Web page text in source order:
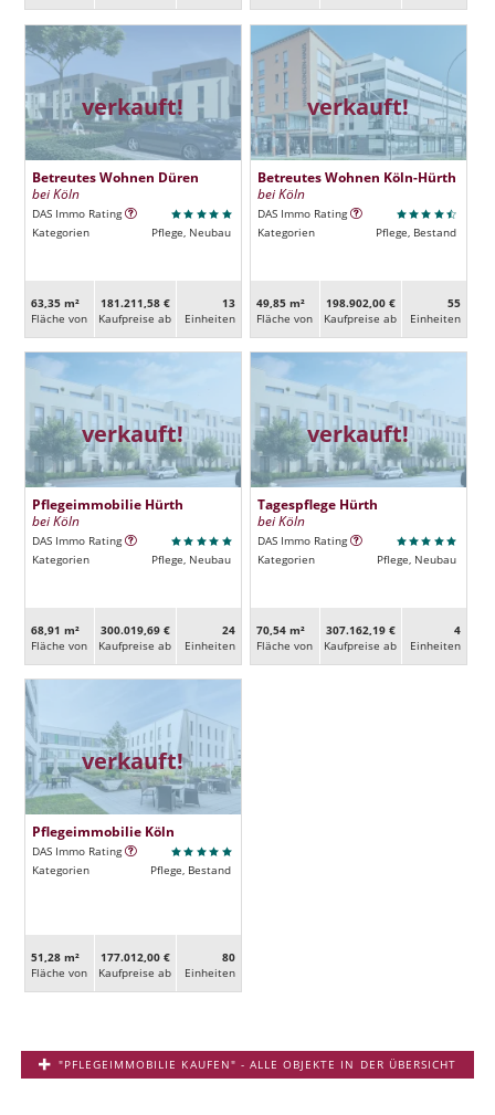
verkauft!
Betreutes Wohnen Düren
bei Köln
DAS Immo Rating
Kategorien
Pflege, Neubau
63,35 m²
Fläche von
181.211,58 €
Kaufpreise ab
13
Ein­heiten
verkauft!
Betreutes Wohnen Köln-Hürth
bei Köln
DAS Immo Rating
Kategorien
Pflege, Bestand
49,85 m²
Fläche von
198.902,00 €
Kaufpreise ab
55
Ein­heiten
verkauft!
Pflegeimmobilie Hürth
bei Köln
DAS Immo Rating
Kategorien
Pflege, Neubau
68,91 m²
Fläche von
300.019,69 €
Kaufpreise ab
24
Ein­heiten
verkauft!
Tagespflege Hürth
bei Köln
DAS Immo Rating
Kategorien
Pflege, Neubau
70,54 m²
Fläche von
307.162,19 €
Kaufpreise ab
4
Ein­heiten
verkauft!
Pflegeimmobilie Köln
DAS Immo Rating
Kategorien
Pflege, Bestand
51,28 m²
Fläche von
177.012,00 €
Kaufpreise ab
80
Ein­heiten
"PFLEGEIMMOBILIE KAUFEN" - ALLE OBJEKTE IN DER ÜBERSICHT